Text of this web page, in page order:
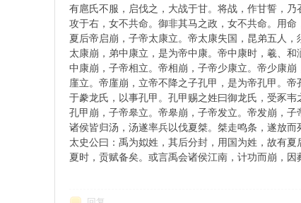
有扈氏不服，启伐之，大战于甘。将战，作甘誓，
攻于右，女不共命。御非其马之政，女不共命。用命
夏后帝启崩，子帝太康立。帝太康失国，昆弟五人，
太康崩，弟中康立，是为帝中康。帝中康时，羲、和
中康崩，子帝相立。帝相崩，子帝少康立。帝少康
廑立。帝廑崩，立帝不降之子孔甲，是为帝孔甲。
于豢龙氏，以事孔甲。孔甲赐之姓曰御龙氏，受豕
孔甲崩，子帝皋立。帝皋崩，子帝发立。帝发崩，
诸侯皆归汤，汤遂率兵以伐夏桀。桀走鸣条，遂放
太史公曰：禹为姒姓，其后分封，用国为姓，故有
夏时，贡赋备矣。或言禹会诸侯江南，计功而崩，因